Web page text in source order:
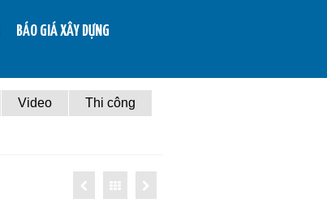
BÁO GIÁ XÂY DỰNG
Video
Thi công